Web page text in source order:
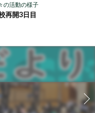
の活動の様子
再開3日目